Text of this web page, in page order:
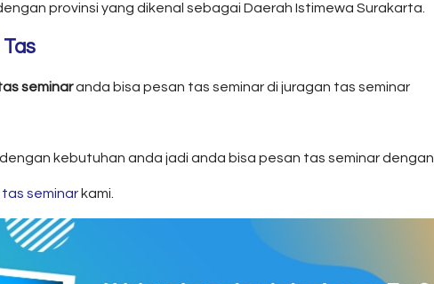
provinsi yang dikenal sebagai Daerah Istimewa Surakarta.
seminaranda bisa pesan tas seminar di juragan tas seminar
kebutuhan anda jadi anda bisa pesan tas seminar dengan
tas seminar kami.